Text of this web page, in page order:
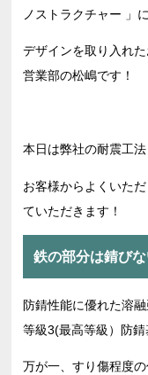
ノストラクチャー 」に
デザインを取り入れ
営業部の松嶋です！
本日は弊社の耐震工
お客様からよくいた
ていただきます！
鉄の部分は錆び
防錆性能に優れた溶
等級3(最高等級）防錆
万が一、すり傷程度